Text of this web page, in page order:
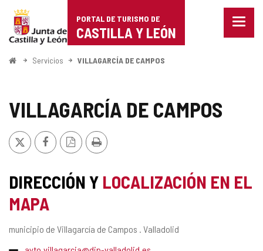
Portal
de
Turismo
Castilla
León
PORTAL DE TURISMO DE
CASTILLA Y LEÓN
Menu
InicioServicios VILLAGARCÍA DE CAMPOS
VILLAGARCÍA DE CAMPOS
X FacebookVersión
PDF
Imprimir
DIRECCIÓN Y LOCALIZACIÓN EN EL
MAPA
Dirección
municipio de Villagarcía de Campos . Valladolid
Dirección